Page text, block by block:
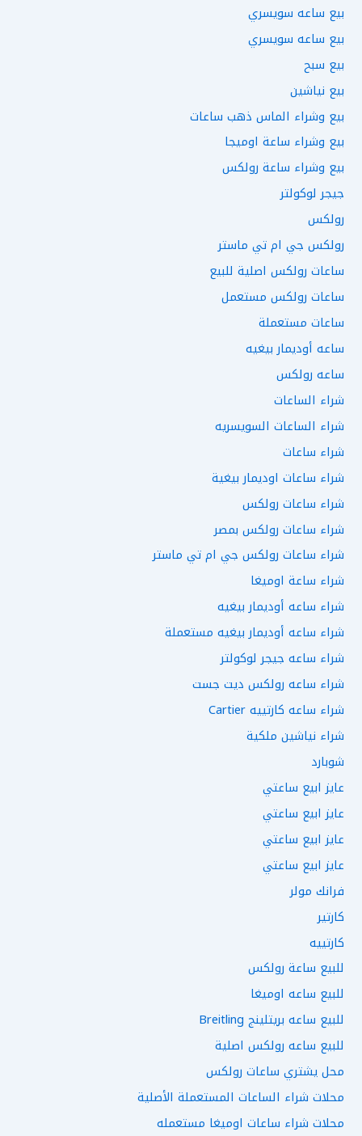
بيع ساعه سويسري
بيع ساعه سويسري
بيع سبح
بيع نياشين
بيع وشراء الماس ذهب ساعات
بيع وشراء ساعة اوميجا
بيع وشراء ساعة رولكس
جيجر لوكولتر
رولكس
رولكس جي ام تي ماستر
ساعات رولكس اصلية للبيع
ساعات رولكس مستعمل
ساعات مستعملة
ساعه أوديمار بيغيه
ساعه رولكس
شراء الساعات
شراء الساعات السويسريه
شراء ساعات
شراء ساعات اوديمار بيغية
شراء ساعات رولكس
شراء ساعات رولكس بمصر
شراء ساعات رولكس جي ام تي ماستر
شراء ساعة اوميغا
شراء ساعه أوديمار بيغيه
شراء ساعه أوديمار بيغيه مستعملة
شراء ساعه جيجر لوكولتر
شراء ساعه رولكس ديت جست
شراء ساعه كارتييه Cartier
شراء نياشين ملكية
شوبارد
عايز ابيع ساعتي
عايز ابيع ساعتي
عايز ابيع ساعتي
عايز ابيع ساعتي
فرانك مولر
كارتير
كارتييه
للبيع ساعة رولكس
للبيع ساعه اوميغا
للبيع ساعه بريتلينج Breitling
للبيع ساعه رولكس اصلية
محل يشتري ساعات رولكس
محلات شراء الساعات المستعملة الأصلية
محلات شراء ساعات اوميغا مستعمله